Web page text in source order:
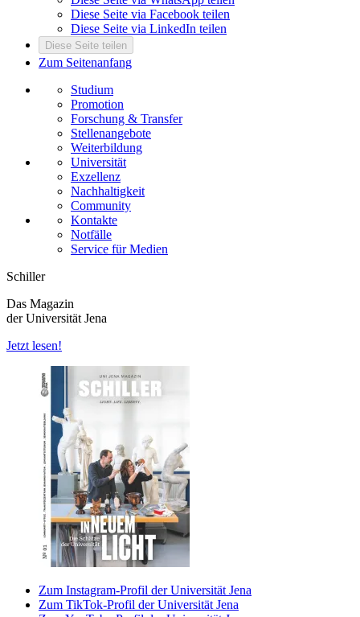
Diese Seite via Facebook teilen
Diese Seite via LinkedIn teilen
Diese Seite teilen
Zum Seitenanfang
Studium
Promotion
Forschung & Transfer
Stellenangebote
Weiterbildung
Universität
Exzellenz
Nachhaltigkeit
Community
Kontakte
Notfälle
Service für Medien
Schiller
Das Magazin
der Universität Jena
Jetzt lesen!
Zum Instagram-Profil der Universität Jena
Zum TikTok-Profil der Universität Jena